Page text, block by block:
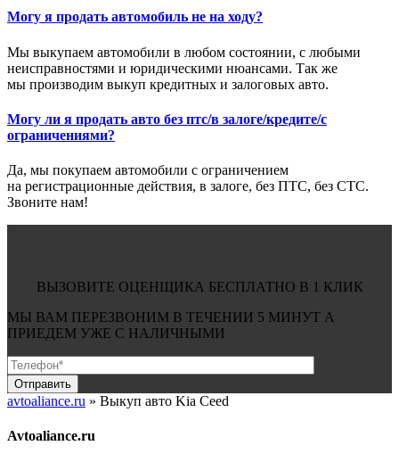
Могу я продать автомобиль не на ходу?
Мы выкупаем автомобили в любом состоянии, с любыми
неисправностями и юридическими нюансами. Так же
мы производим выкуп кредитных и залоговых авто.
Могу ли я продать авто без птс/в залоге/кредите/с
ограничениями?
Да, мы покупаем автомобили с ограничением
на регистрационные действия, в залоге, без ПТС, без СТС.
Звоните нам!
ВЫЗОВИТЕ ОЦЕНЩИКА БЕСПЛАТНО В 1 КЛИК
МЫ ВАМ ПЕРЕЗВОНИМ В ТЕЧЕНИИ 5 МИНУТ А
ПРИЕДЕМ УЖЕ С НАЛИЧНЫМИ
avtoaliance.ru » Выкуп авто Kia Ceed
Avtoaliance.ru